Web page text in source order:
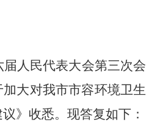
届 人民代表大会第三次会
大对我市市容环境卫生
》收悉。现答复如下：